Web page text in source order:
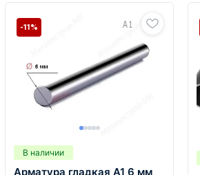
В наличии
Арматура гладкая А1 6 мм
-11%